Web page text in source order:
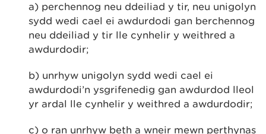
a) perchennog neu ddeiliad y tir, neu unigolyn
sydd wedi cael ei awdurdodi gan berchennog
neu ddeiliad y tir lle cynhelir y weithred a
awdurdodir;
b) unrhyw unigolyn sydd wedi cael ei
awdurdodi’n ysgrifenedig gan awdurdod lleol
yr ardal lle cynhelir y weithred a awdurdodir;
c) o ran unrhyw beth a wneir mewn perthynas